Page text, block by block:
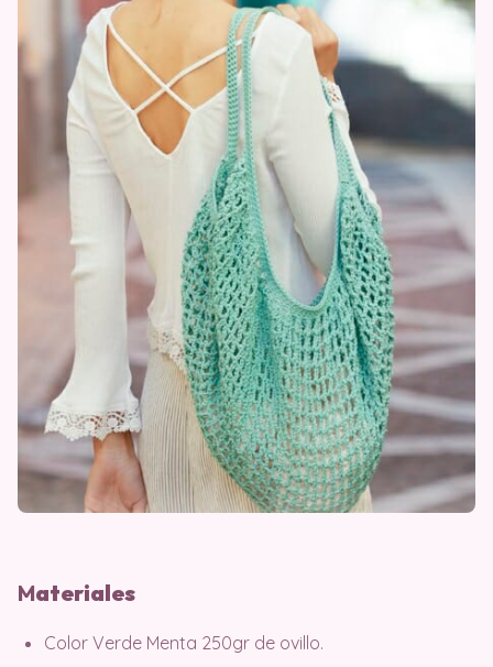
Materiales
Color Verde Menta 250gr de ovillo.